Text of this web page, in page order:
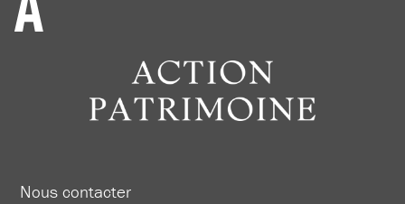
Nous contacter